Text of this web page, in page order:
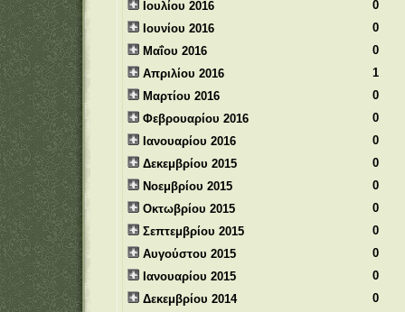
Ιουλίου 2016
0
Ιουνίου 2016
0
Μαΐου 2016
0
Απριλίου 2016
1
Μαρτίου 2016
0
Φεβρουαρίου 2016
0
Ιανουαρίου 2016
0
Δεκεμβρίου 2015
0
Νοεμβρίου 2015
0
Οκτωβρίου 2015
0
Σεπτεμβρίου 2015
0
Αυγούστου 2015
0
Ιανουαρίου 2015
0
Δεκεμβρίου 2014
0